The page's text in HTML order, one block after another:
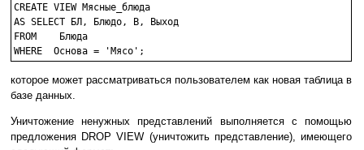
CREATE VIEW Мясные_блюда
AS SELECT БЛ, Блюдо, В, Выход
FROM	Блюда
которое может рассматриваться пользователем как новая таблица в
базе данных.
Уничтожение ненужных представлений выполняется с помощью
предложения DROP VIEW (уничтожить представление), имеющего